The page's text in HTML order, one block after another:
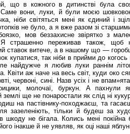
що в кожного в дитинстві була
Саме вони, луки, й були моєю
ніби світяться мені як єдиний і
не було, а я вже разом зі
мов беззахисне звірятко з
Я страшенно переживав також, щоб
ставок витече, а в нашому що —
купатися, так ніби в прийми до
найдужче я любив луки раннім
Квіти аж наче на весь світ, куди око
червоні, сині. Назв усіх і не
молочаї, буркун. А пахнули
землі ще не понаростали як слід ні
на пастівнику-походжаєш, та
зазеленіють, тільки й будеш за
шкоду не бігала. Колись мені покійна
інакше й не уявляв, як оці наші